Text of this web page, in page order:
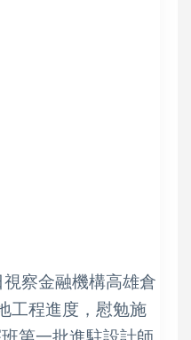
察金融機構高雄倉
工程進度，慰勉施